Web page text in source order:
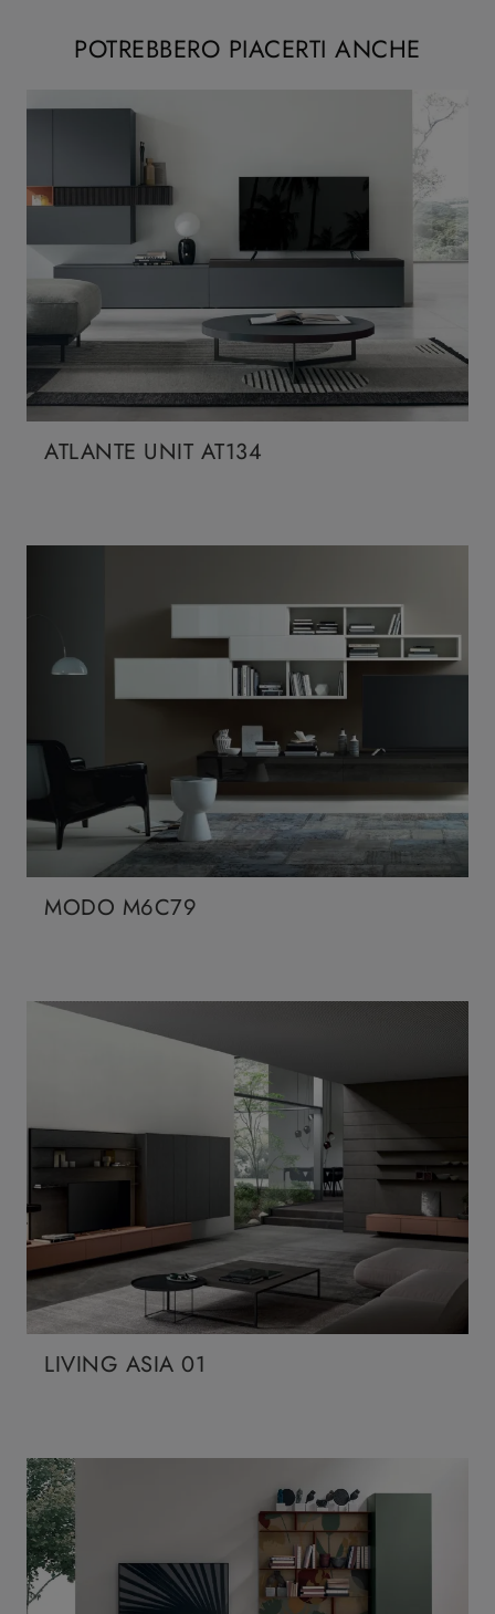
POTREBBERO PIACERTI ANCHE
ATLANTE UNIT AT134
MODO M6C79
LIVING ASIA 01